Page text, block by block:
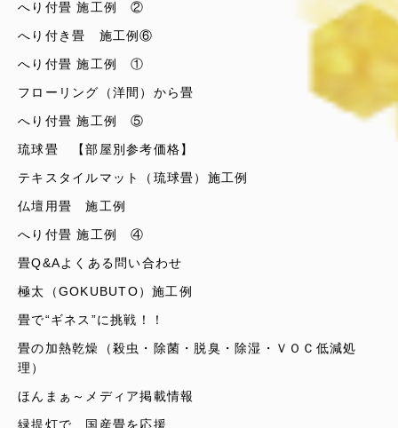
へり付畳 施工例 ②
へり付き畳 施工例⑥
へり付畳 施工例 ①
フローリング（洋間）から畳
へり付畳 施工例 ⑤
琉球畳 【部屋別参考価格】
テキスタイルマット（琉球畳）施工例
仏壇用畳 施工例
へり付畳 施工例 ④
畳Q&Aよくある問い合わせ
極太（GOKUBUTO）施工例
畳で“ギネス”に挑戦！！
畳の加熱乾燥（殺虫・除菌・脱臭・除湿・ＶＯＣ低減処
理）
ほんまぁ～メディア掲載情報
緑提灯で 国産畳を応援